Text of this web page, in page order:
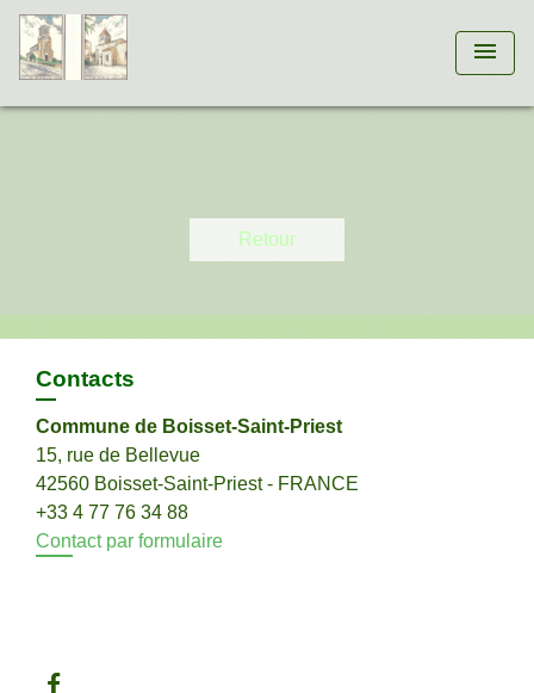
menu
Retour
Contacts
Commune de Boisset-Saint-Priest
15, rue de Bellevue
42560 Boisset-Saint-Priest - FRANCE
+33 4 77 76 34 88
Contact par formulaire